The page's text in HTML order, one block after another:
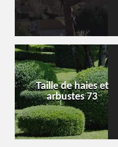
Taille de haies et
arbustes 73